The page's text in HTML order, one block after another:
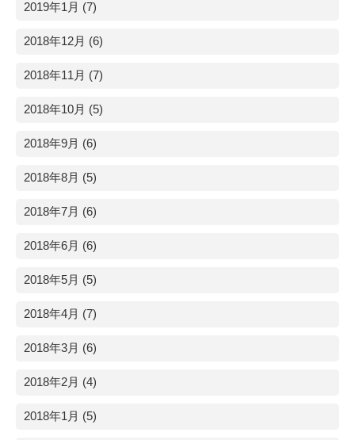
2019年1月 (7)
2018年12月 (6)
2018年11月 (7)
2018年10月 (5)
2018年9月 (6)
2018年8月 (5)
2018年7月 (6)
2018年6月 (6)
2018年5月 (5)
2018年4月 (7)
2018年3月 (6)
2018年2月 (4)
2018年1月 (5)